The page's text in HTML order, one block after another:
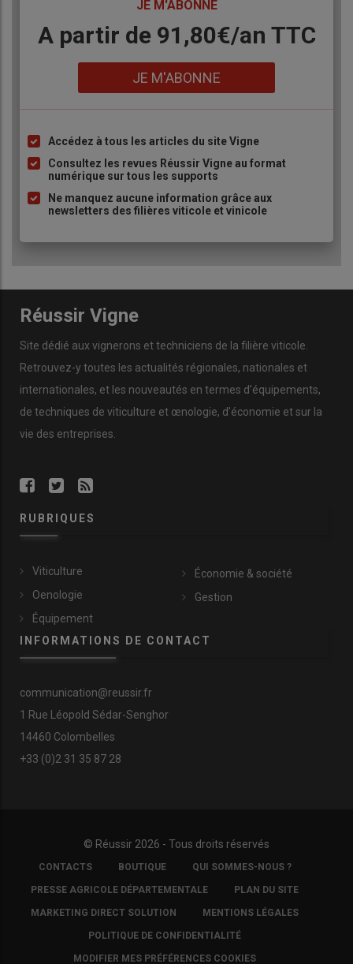
JE M'ABONNE
Body
A partir de 91,80€/an​ TTC
JE M'ABONNE
Liste
à
puce
Accédez à tous les articles du site Vigne
Consultez les revues Réussir Vigne au format
numérique sur tous les supports
Ne manquez aucune information grâce aux
newsletters des filières viticole et vinicole
Réussir Vigne
Site dédié aux vignerons et techniciens de la filière viticole.
Retrouvez-y toutes les actualités régionales, nationales et
internationales, et les nouveautés en termes d’équipements,
de techniques de viticulture et œnologie, d’économie et sur la
vie des entreprises.
RUBRIQUES
Viticulture
Oenologie
Équipement
Économie & société
Gestion
INFORMATIONS DE CONTACT
communication@reussir.fr
1 Rue Léopold Sédar-Senghor
14460 Colombelles
+33 (0)2 31 35 87 28
© Réussir 2026 - Tous droits réservés
FOOTER
COPYRIGHT
CONTACTS BOUTIQUE QUI SOMMES-NOUS ?
PRESSE AGRICOLE DÉPARTEMENTALE PLAN DU SITE
MARKETING DIRECT SOLUTION MENTIONS LÉGALES
POLITIQUE DE CONFIDENTIALITÉ
MODIFIER MES PRÉFÉRENCES COOKIES